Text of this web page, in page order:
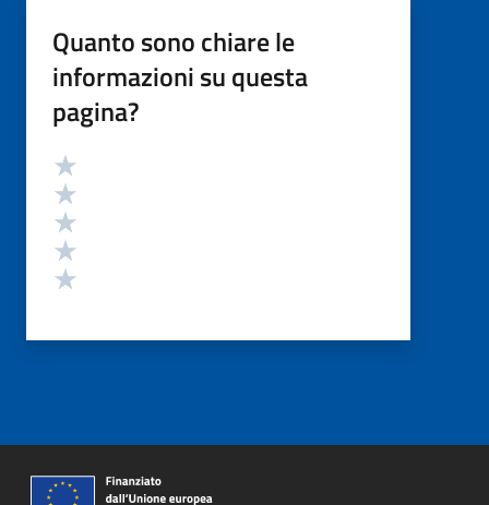
Quanto sono chiare le
informazioni su questa
pagina?
Valutazione